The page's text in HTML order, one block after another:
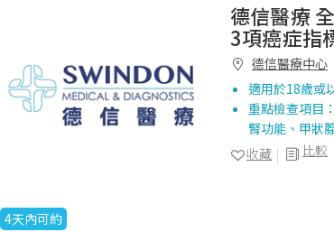
4天內可約
德信醫療
3項癌症指
德信醫療中心
適用於18歲或
重點檢查項目
腎功能、甲狀
比較
收藏